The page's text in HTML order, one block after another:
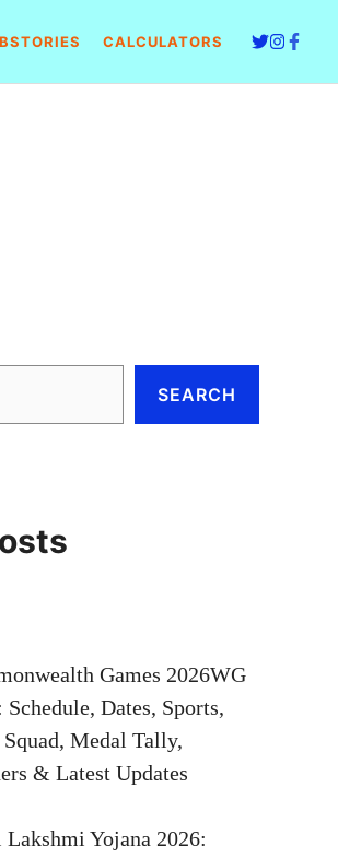
CALCULATORS
SEARCH
Games 2026WG
Schedule, Dates, Sports,
Medal Tally,
& Latest Updates
Yojana 2026: